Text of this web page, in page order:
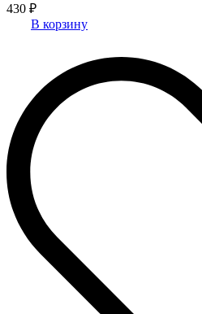
430 ₽
В корзину